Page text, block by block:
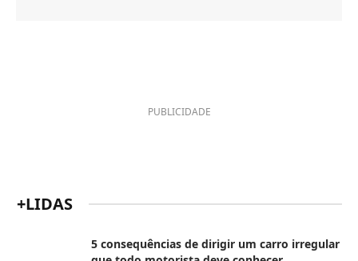
PUBLICIDADE
+LIDAS
5 consequências de dirigir um carro irregular